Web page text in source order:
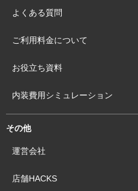
よくある質問
ご利用料金について
お役立ち資料
内装費用シミュレーション
その他
運営会社
店舗HACKS